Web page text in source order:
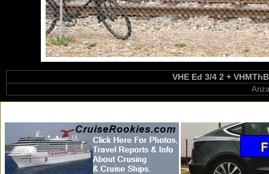
VHE Ed 3/4 2 +